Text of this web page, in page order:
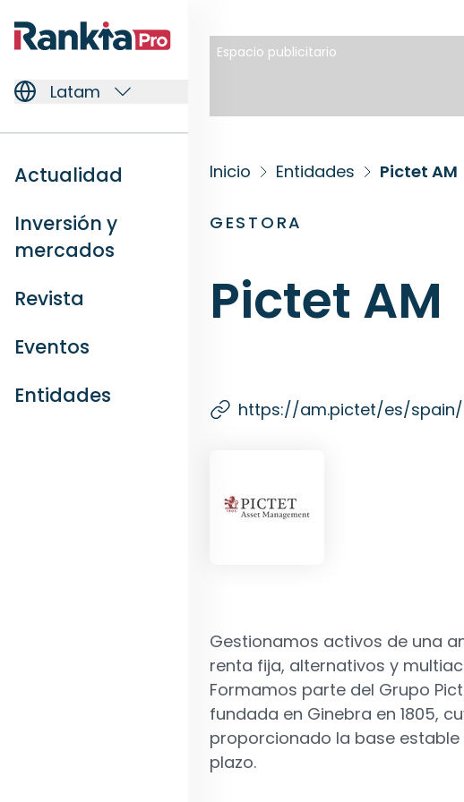
Latam
Actualidad
Inversión y
mercados
Revista
Eventos
Entidades
Espacio publicitario
Inicio Entidades Pictet AM
GESTORA
Pictet AM
https://am.pictet/es/
Gestionamos activos de una
renta fija, alternativos y
Formamos parte del Grupo
fundada en Ginebra en 1805,
proporcionado la base
plazo.